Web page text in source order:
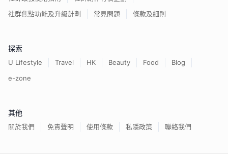
社群焦點功能及升級計劃
常見問題 條款及細則
探索
U Lifestyle Travel HK Beauty Food
Blog
e-zone
其他
關於我們 免責聲明 使用條款 私隱政策 聯絡我們